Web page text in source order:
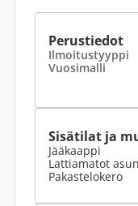
Perustiedot
Ilmoitustyyppi
Vuosimalli
Sisätilat ja
Jääkaappi
Lattiamatot
Pakastelokero